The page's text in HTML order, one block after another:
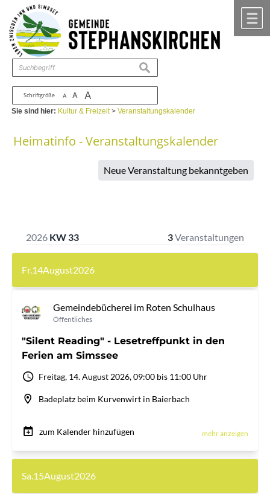
Zum Inhalt ,zur Navigation
Schriftgröße A A A
suchen
Sie sind hier: Kultur & Freizeit>Veranstaltungskalender
Heimatinfo - Veranstaltungskalender